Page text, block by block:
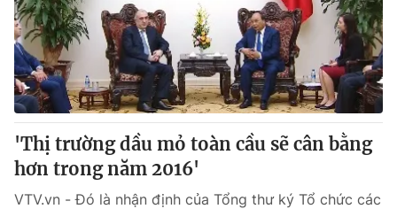
'Thị trường dầu mỏ toàn cầu sẽ cân bằng
hơn trong năm 2016'
VTV.vn - Đó là nhận định của Tổng thư ký Tổ chức các